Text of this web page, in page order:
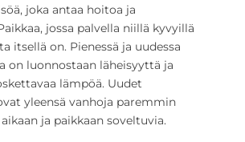
joka antaa hoitoa ja
jossa palvella niillä kyvyillä
itsellä on. Pienessä ja uudessa
on luonnostaan läheisyyttä ja
lämpöä. Uudet
yleensä vanhoja paremmin
ja paikkaan soveltuvia.